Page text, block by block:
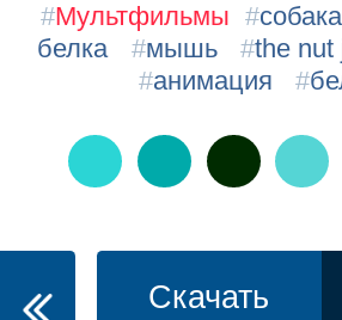
#Мультфильмы #собака
белка
#мышь #the nut
#анимация #
Скачать